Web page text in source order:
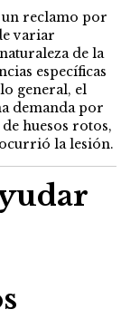
un reclamo por
variar
de la
específicas
general, el
demanda por
huesos rotos,
la lesión.